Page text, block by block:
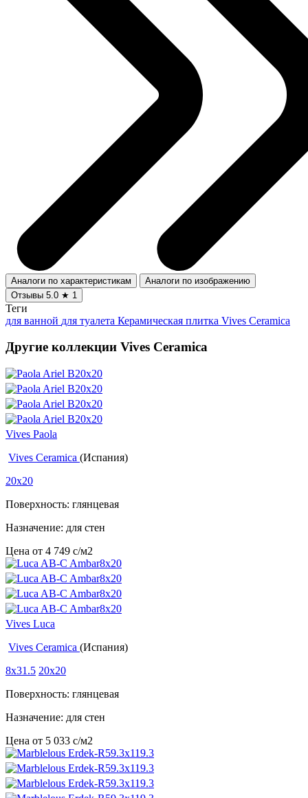
Аналоги по характеристикам
Аналоги по изображению
Отзывы 5.0 ★ 1
Теги
для ванной для туалета Керамическая плитка Vives Ceramica
Другие коллекции Vives Ceramica
Vives Paola
Vives Ceramica (Испания)
20x20
Поверхность: глянцевая
Назначение: для стен
Цена от 4 749 c/м2
Vives Luca
Vives Ceramica (Испания)
8x31.5 20x20
Поверхность: глянцевая
Назначение: для стен
Цена от 5 033 c/м2